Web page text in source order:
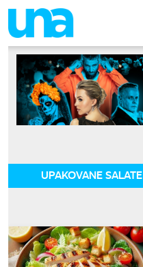
UPAKOVANE SALATE